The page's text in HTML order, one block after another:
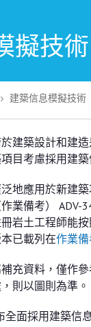
擬技術
建築信息模擬技術
建築設計和建
目考慮採用建築
地應用於新建
業備考） ADV-
岩土工程師能
已載列在作業
充資料，僅作
則以圖則為準。
面採用建築信